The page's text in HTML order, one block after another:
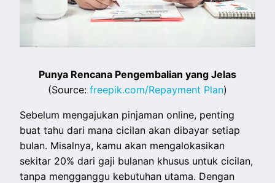
Punya Rencana Pengembalian yang Jelas
(Source: freepik.com/Repayment Plan)
Sebelum mengajukan pinjaman online, penting
buat tahu dari mana cicilan akan dibayar setiap
bulan. Misalnya, kamu akan mengalokasikan
sekitar 20% dari gaji bulanan khusus untuk cicilan,
tanpa mengganggu kebutuhan utama. Dengan